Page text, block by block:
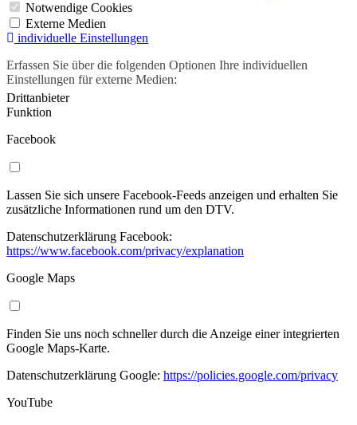
Notwendige Cookies
Externe Medien
individuelle Einstellungen
Erfassen Sie über die folgenden Optionen Ihre individuellen
Einstellungen für externe Medien:
Drittanbieter
Funktion
Facebook
Lassen Sie sich unsere Facebook-Feeds anzeigen und erhalten Sie
zusätzliche Informationen rund um den DTV.
Datenschutzerklärung Facebook:
https://www.facebook.com/privacy/explanation
Google Maps
Finden Sie uns noch schneller durch die Anzeige einer integrierten
Google Maps-Karte.
Datenschutzerklärung Google: https://policies.google.com/privacy
YouTube